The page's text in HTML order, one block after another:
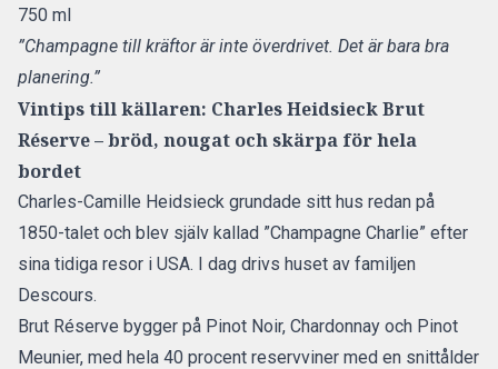
750 ml
”Champagne till kräftor är inte överdrivet. Det är bara bra
planering.”
Vintips till källaren: Charles Heidsieck Brut
Réserve – bröd, nougat och skärpa för hela
bordet
Charles-Camille Heidsieck grundade sitt hus redan på
1850-talet och blev själv kallad ”Champagne Charlie” efter
sina tidiga resor i USA. I dag drivs huset av familjen
Descours.
Brut Réserve bygger på Pinot Noir, Chardonnay och Pinot
Meunier, med hela 40 procent reservviner med en snittålder